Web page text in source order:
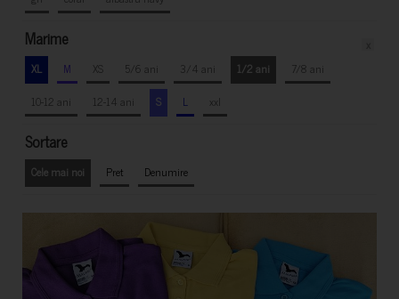
Marime
XL M XS 5/6 ani 3/4 ani 1/2 ani
7/8 ani
10-12 ani
12-14 ani S L xxl
Sortare
Cele mai noi Pret Denumire